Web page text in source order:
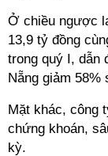
Ở chiều ngược
13,9 tỷ đồng
trong quý I, dẫn
Nẵng giảm
Mặt khác, công
chứng khoán,
kỳ.